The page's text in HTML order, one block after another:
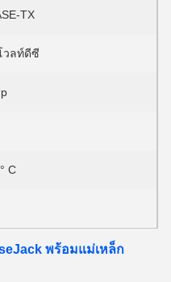
TX
วลท์ดีซี
C
พร้อมแม่เหล็ก